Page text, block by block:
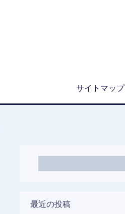
サイトマップ
最近の投稿